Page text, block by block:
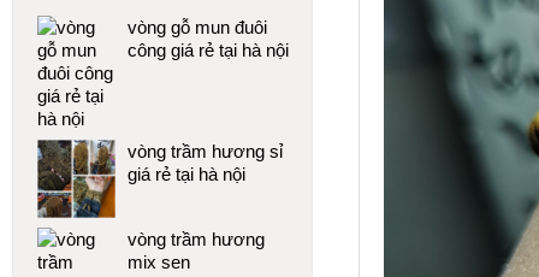
vòng gỗ mun đuôi
công giá rẻ tại hà nội
vòng trầm hương sỉ
giá rẻ tại hà nội
vòng trầm hương
mix sen